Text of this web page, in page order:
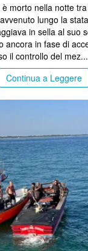
morto nella notte
lungo la
in sella al suo
ancora in fase di
il controllo del mez...
Continua a Leggere